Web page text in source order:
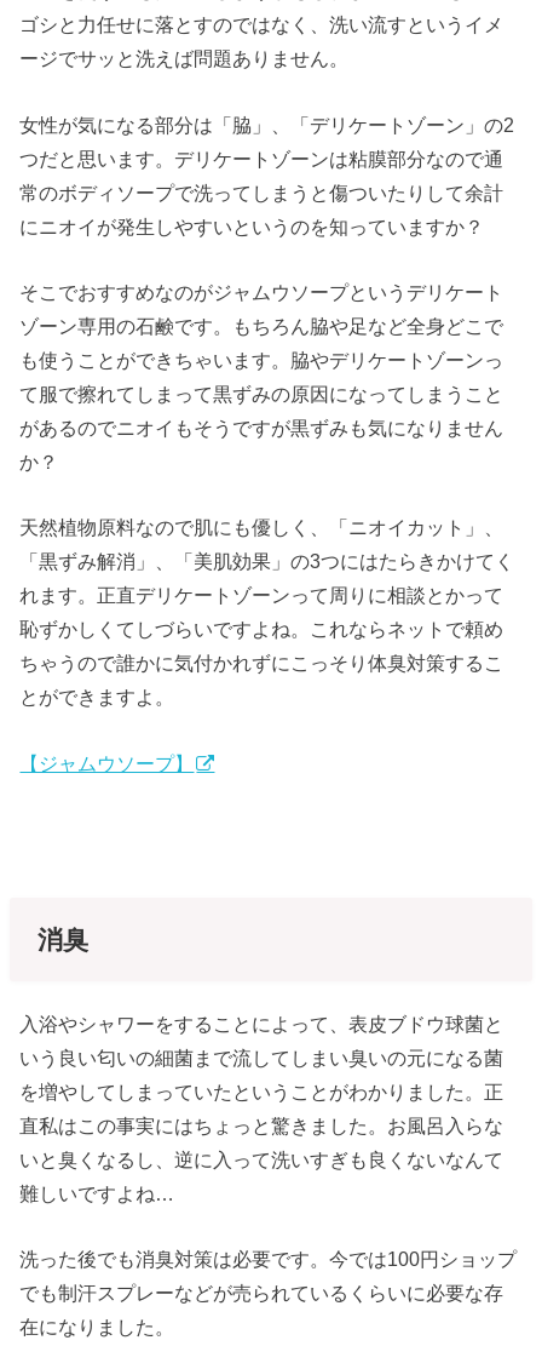
ゴシと力任せに落とすのではなく、洗い流すというイメ
ージでサッと洗えば問題ありません。
女性が気になる部分は「脇」、「デリケートゾーン」の2
つだと思います。デリケートゾーンは粘膜部分なので通
常のボディソープで洗ってしまうと傷ついたりして余計
にニオイが発生しやすいというのを知っていますか？
そこでおすすめなのがジャムウソープというデリケート
ゾーン専用の石鹸です。もちろん脇や足など全身どこで
も使うことができちゃいます。脇やデリケートゾーンっ
て服で擦れてしまって黒ずみの原因になってしまうこと
があるのでニオイもそうですが黒ずみも気になりません
か？
天然植物原料なので肌にも優しく、「ニオイカット」、
「黒ずみ解消」、「美肌効果」の3つにはたらきかけてく
れます。正直デリケートゾーンって周りに相談とかって
恥ずかしくてしづらいですよね。これならネットで頼め
ちゃうので誰かに気付かれずにこっそり体臭対策するこ
とができますよ。
【ジャムウソープ】
消臭
入浴やシャワーをすることによって、表皮ブドウ球菌と
いう良い匂いの細菌まで流してしまい臭いの元になる菌
を増やしてしまっていたということがわかりました。正
直私はこの事実にはちょっと驚きました。お風呂入らな
いと臭くなるし、逆に入って洗いすぎも良くないなんて
難しいですよね…
洗った後でも消臭対策は必要です。今では100円ショップ
でも制汗スプレーなどが売られているくらいに必要な存
在になりました。